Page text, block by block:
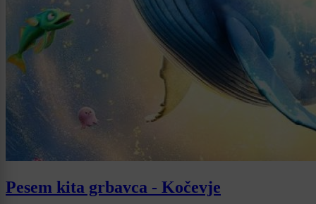
Pesem kita grbavca - Kočevje